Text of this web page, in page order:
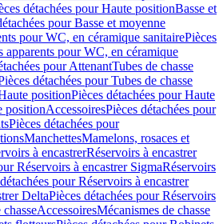
détachées pour Haute positionBasse et
pour Basse et moyenne
pour WC, en céramique sanitairePièces
apparents pour WC, en céramique
pour AttenantTubes de chasse
détachées pour Tubes de chasse
positionPièces détachées pour Haute
positionAccessoiresPièces détachées pour
Pièces détachées pour
ManchettesMamelons, rosaces et
à encastrerRéservoirs à encastrer
Réservoirs à encastrer SigmaRéservoirs
pour Réservoirs à encastrer
DeltaPièces détachées pour Réservoirs
chasseAccessoiresMécanismes de chasse